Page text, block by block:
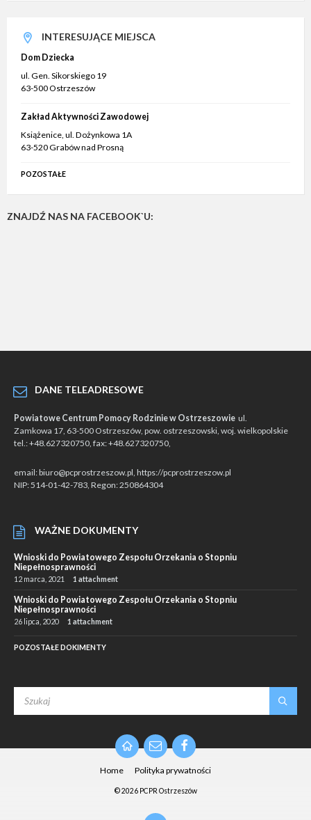
INTERESUJĄCE MIEJSCA
Dom Dziecka
ul. Gen. Sikorskiego 19
63-500 Ostrzeszów
Zakład Aktywności Zawodowej
Książenice, ul. Dożynkowa 1A
63-520 Grabów nad Prosną
POZOSTAŁE
ZNAJDŹ NAS NA FACEBOOK`U:
DANE TELEADRESOWE
Powiatowe Centrum Pomocy Rodzinie w Ostrzeszowie ul.
Zamkowa 17, 63-500 Ostrzeszów, pow. ostrzeszowski, woj. wielkopolskie
tel.: +48.627320750, fax: +48.627320750,
email: biuro@pcprostrzeszow.pl, https://pcprostrzeszow.pl
NIP: 514-01-42-783, Regon: 250864304
WAŻNE DOKUMENTY
Wnioski do Powiatowego Zespołu Orzekania o Stopniu
Niepełnosprawności
12 marca, 2021 1 attachment
Wnioski do Powiatowego Zespołu Orzekania o Stopniu
Niepełnosprawności
26 lipca, 2020 1 attachment
POZOSTAŁE DOKIMENTY
EmailFacebook
Home Polityka prywatności
© 2026 PCPR Ostrzeszów